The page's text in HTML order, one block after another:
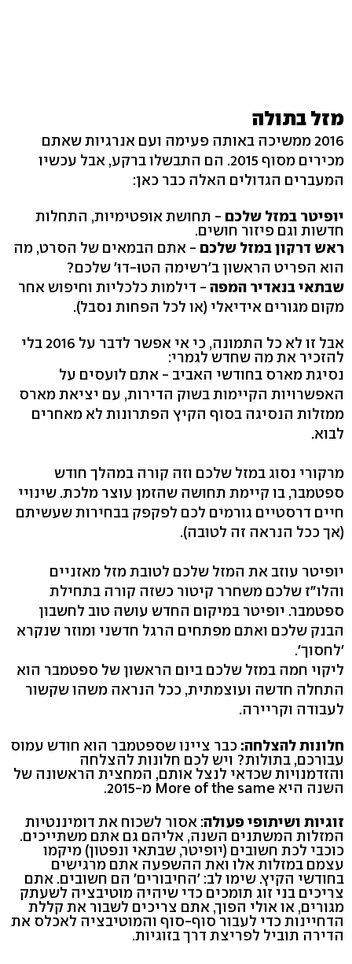
מזל בתולה
2016 ממשיכה באותה פעימה ועם אנרגיות שאתם
מכירים מסוף 2015. הם התבשלו ברקע, אבל עכשיו
המעברים הגדולים האלה כבר כאן:
יופיטר במזל שלכם - תחושת אופטימיות, התחלות
חדשות וגם פיזור חושים.
ראש דרקון במזל שלכם - אתם הבמאים של הסרט, מה
הוא הפריט הראשון ב'רשימה הטוּ-דוּ' שלכם?
שבתאי בנאדיר המפה - דילמות כלכליות וחיפוש אחר
מקום מגורים אידיאלי (או לכל הפחות נסבל).
אבל זו לא כל התמונה, כי אי אפשר לדבר על 2016 בלי
להזכיר את מה שחדש לגמרי:
נסיגת מארס בחודשי האביב - אתם לועסים על
האפשרויות הקיימות בשוק הדירות, עם יציאת מארס
ממזלות הנסיגה בסוף הקיץ הפתרונות לא מאחרים
לבוא.
מרקורי נסוג במזל שלכם וזה קורה במהלך חודש
ספטמבר, בו קיימת תחושה שהזמן עוצר מלכת. שינויי
חיים דרסטיים גורמים לכם לפקפק בבחירות שעשיתם
(אך ככל הנראה זה לטובה).
יופיטר עוזב את המזל שלכם לטובת מזל מאזניים
והלו"ז שלכם משחרר קיטור כשזה קורה בתחילת
ספטמבר. יופיטר במיקום החדש עושה טוב לחשבון
הבנק שלכם ואתם מפתחים הרגל חדשני ומוזר שנקרא
'לחסוך'.
ליקוי חמה במזל שלכם ביום הראשון של ספטמבר הוא
התחלה חדשה ועוצמתית, ככל הנראה משהו שקשור
לעבודה וקריירה.
חלונות להצלחה: כבר ציינו שספטמבר הוא חודש עמוס
עבורכם, בתולות? ויש לכם חלונות להצלחה
והזדמנויות שכדאי לנצל אותם, המחצית הראשונה של
השנה היא More of the same מ-2015.
זוגיות ושיתופי פעולה: אסור לשכוח את דומיננטיות
המזלות המשתנים השנה, אליהם גם אתם משתייכים.
כוכבי לכת חשובים (יופיטר, שבתאי ונפטון) מיקמו
עצמם במזלות אלו ואת ההשפעה אתם מרגישים
בחודשי הקיץ. שימו לב: 'החיבורים' הם חשובים. אתם
צריכים בני זוג תומכים כדי שיהיה מוטיבציה לשעתק
מגורים, או אולי הפוך, אתם צריכים לשבור את קללת
הדחיינות כדי לעבור סוף-סוף והמוטיבציה לאכלס את
הדירה תוביל לפריצת דרך בזוגיות.